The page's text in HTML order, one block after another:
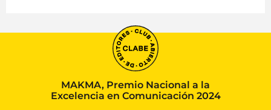
MAKMA, Premio Nacional a la
Excelencia en Comunicación 2024